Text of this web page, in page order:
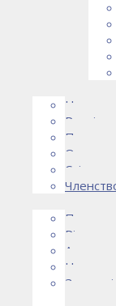
Партнери
Органи
Спільна
Рішення
НОВИНИ